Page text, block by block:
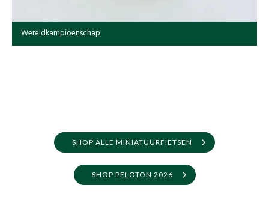
Wereldkampioenschap
SHOP ALLE MINIATUURFIETSEN
SHOP PELOTON 2026